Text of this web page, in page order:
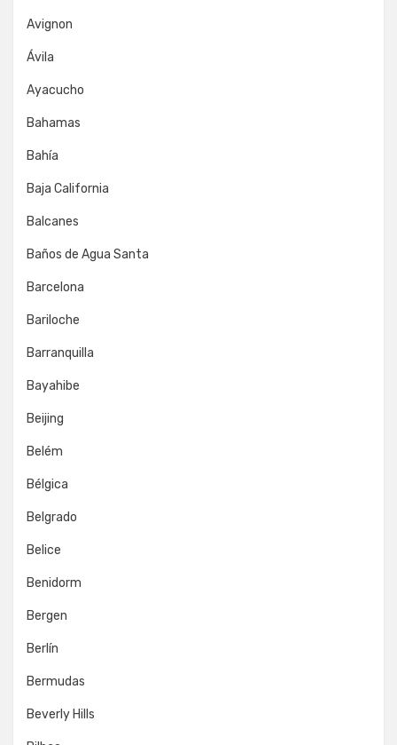
Avignon
Ávila
Ayacucho
Bahamas
Bahía
Baja California
Balcanes
Baños de Agua Santa
Barcelona
Bariloche
Barranquilla
Bayahibe
Beijing
Belém
Bélgica
Belgrado
Belice
Benidorm
Bergen
Berlín
Bermudas
Beverly Hills